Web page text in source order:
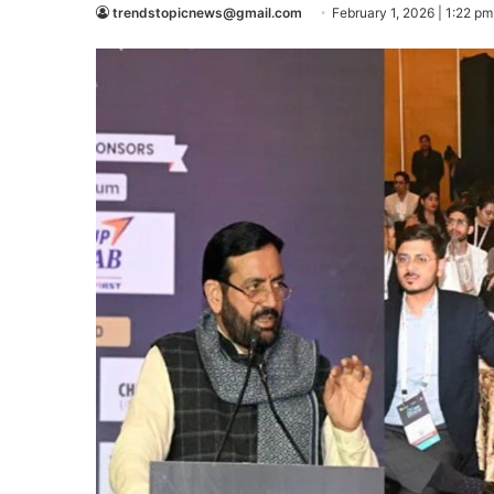
trendstopicnews@gmail.com February 1, 2026 | 1:22 pm